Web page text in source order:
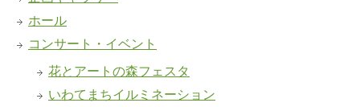
ホール
コンサート・イベント
花とアートの森フェスタ
いわてまちイルミネーション